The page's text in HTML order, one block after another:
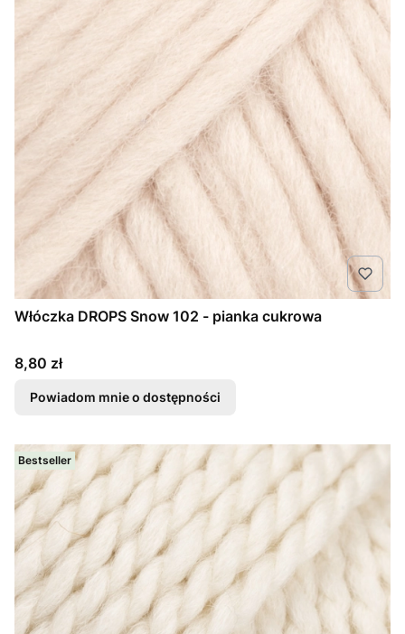
Włóczka DROPS Snow 102 - pianka cukrowa
Cena
8,80 zł
Powiadom mnie o dostępności
Bestseller